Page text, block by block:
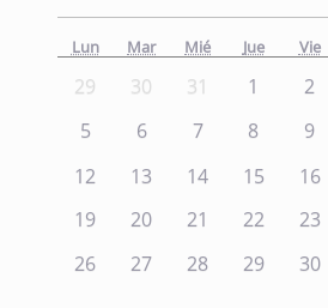
Lun Mar Mié Jue Vie
29 30 31 1 2
5
6 7 8 9
12
13 14 15 16
19
20 21 22 23
26
27 28 29 30